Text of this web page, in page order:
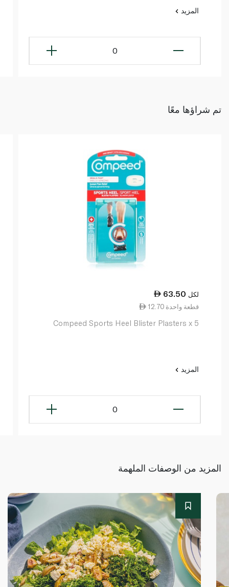
المزيد
0
تم شراؤها معًا
63.50 لكل
12.70 قطعة واحدة
Compeed Sports Heel Blister Plasters x 5
المزيد
0
المزيد من الوصفات الملهمة